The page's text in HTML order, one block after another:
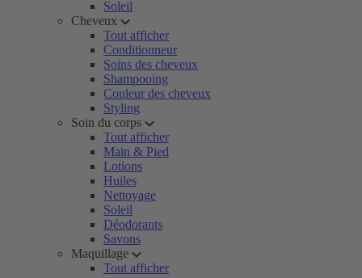
Soleil
Cheveux
Tout afficher
Conditionneur
Soins des cheveux
Shampooing
Couleur des cheveux
Styling
Soin du corps
Tout afficher
Main & Pied
Lotions
Huiles
Nettoyage
Soleil
Déodorants
Savons
Maquillage
Tout afficher